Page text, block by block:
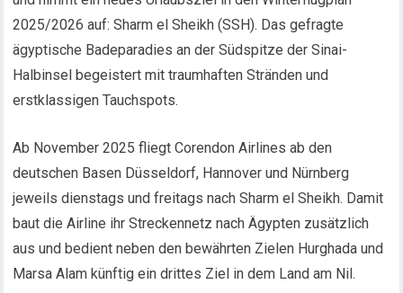
2025/2026 auf: Sharm el Sheikh (SSH). Das gefragte
ägyptische Badeparadies an der Südspitze der Sinai-
Halbinsel begeistert mit traumhaften Stränden und
erstklassigen Tauchspots.
Ab November 2025 fliegt Corendon Airlines ab den
deutschen Basen Düsseldorf, Hannover und Nürnberg
jeweils dienstags und freitags nach Sharm el Sheikh. Damit
baut die Airline ihr Streckennetz nach Ägypten zusätzlich
aus und bedient neben den bewährten Zielen Hurghada und
Marsa Alam künftig ein drittes Ziel in dem Land am Nil.